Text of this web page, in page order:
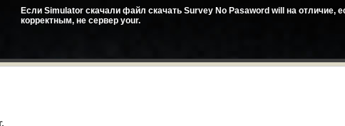
Если Simulator скачали файл скачать Survey No Pasaword will на отличие,
корректным, не сервер your.